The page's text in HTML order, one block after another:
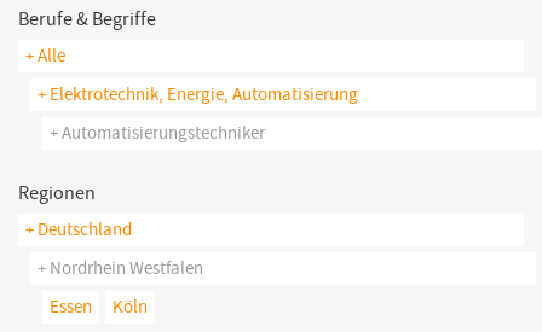
Berufe & Begriffe
+ Alle
+ Elektrotechnik, Energie, Automatisierung
+ Automatisierungstechniker
Regionen
+ Deutschland
+ Nordrhein Westfalen
Essen
Köln